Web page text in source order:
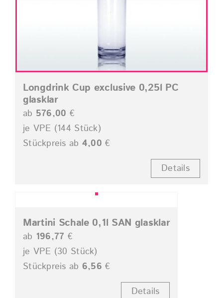
Longdrink Cup exclusive 0,25l PC
glasklar
ab 576,00 €
je VPE (144 Stück)
Stückpreis ab 4,00 €
Details
Martini Schale 0,1l SAN glasklar
ab 196,77 €
je VPE (30 Stück)
Stückpreis ab 6,56 €
Details